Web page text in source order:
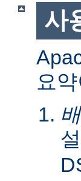
사
요